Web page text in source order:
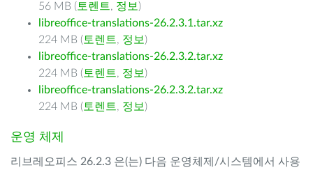
56 MB ( 토렌트, 정보 )
libreoffice-translations-26.2.3.1.tar.xz
224 MB ( 토렌트, 정보 )
libreoffice-translations-26.2.3.2.tar.xz
224 MB ( 토렌트, 정보 )
libreoffice-translations-26.2.3.2.tar.xz
224 MB ( 토렌트, 정보 )
운영 체제
리브레오피스 26.2.3 은(는) 다음 운영체제/시스템에서 사용